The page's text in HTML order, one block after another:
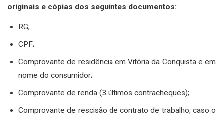
originais e cópias dos seguintes documentos:
RG;
CPF;
Comprovante de residência em Vitória da Conquista e em
nome do consumidor;
Comprovante de renda (3 últimos contracheques);
Comprovante de rescisão de contrato de trabalho, caso o